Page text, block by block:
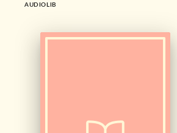
AUDIOLIB